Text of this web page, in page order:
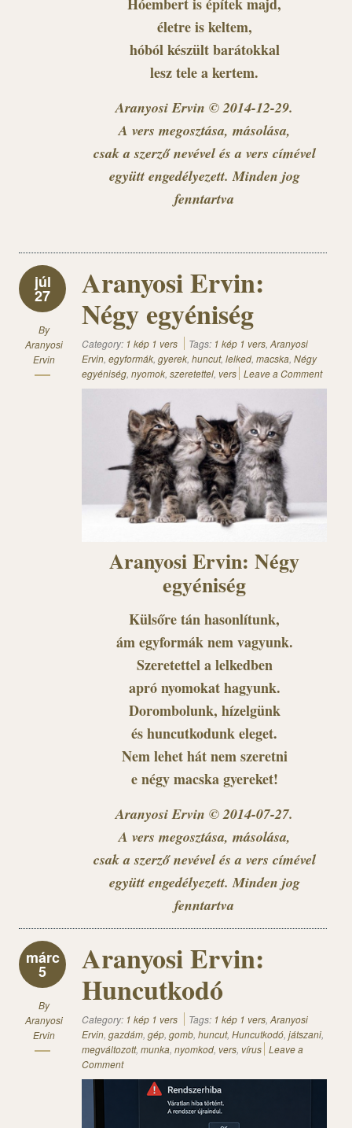
Hóembert is építek majd,
életre is keltem,
hóból készült barátokkal
lesz tele a kertem.
Aranyosi Ervin © 2014-12-29.
A vers megosztása, másolása,
csak a szerző nevével és a vers címével
együtt engedélyezett. Minden jog
fenntartva
júl
27
By
Aranyosi
Ervin
Aranyosi Ervin:
Négy egyéniség
Category: 1 kép 1 vers Tags: 1 kép 1 vers,Aranyosi
Ervin, egyformák, gyerek, huncut, lelked, macska, Négy
egyéniség, nyomok, szeretettel, vers Leave a Comment
Aranyosi Ervin: Négy
egyéniség
Külsőre tán hasonlítunk,
ám egyformák nem vagyunk.
Szeretettel a lelkedben
apró nyomokat hagyunk.
Dorombolunk, hízelgünk
és huncutkodunk eleget.
Nem lehet hát nem szeretni
e négy macska gyereket!
Aranyosi Ervin © 2014-07-27.
A vers megosztása, másolása,
csak a szerző nevével és a vers címével
együtt engedélyezett. Minden jog
fenntartva
márc
5
By
Aranyosi
Ervin
Aranyosi Ervin:
Huncutkodó
Category: 1 kép 1 vers Tags: 1 kép 1 vers,Aranyosi
Ervin, gazdám, gép, gomb, huncut, Huncutkodó, játszani,
megváltozott, munka, nyomkod, vers, vírus Leave a
Comment